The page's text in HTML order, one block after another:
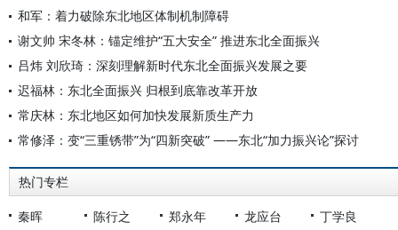
和军：着力破除东北地区体制机制障碍
谢文帅 宋冬林：锚定维护“五大安全” 推进东北全面振兴
吕炜 刘欣琦：深刻理解新时代东北全面振兴发展之要
迟福林：东北全面振兴 归根到底靠改革开放
常庆林：东北地区如何加快发展新质生产力
常修泽：变“三重锈带”为“四新突破” ——东北“加力振兴论”探讨
热门专栏
秦晖 陈行之 郑永年 龙应台
丁学良